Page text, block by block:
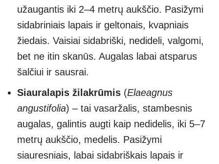
užaugantis iki 2–4 metrų aukščio. Pasižymi
sidabriniais lapais ir geltonais, kvapniais
žiedais. Vaisiai sidabriški, nedideli, valgomi,
bet ne itin skanūs. Augalas labai atsparus
šalčiui ir sausrai.
Siauralapis žilakrūmis (Elaeagnus
angustifolia) – tai vasaržalis, stambesnis
augalas, galintis augti kaip nedidelis, iki 5–7
metrų aukščio, medelis. Pasižymi
siauresniais, labai sidabriškais lapais ir